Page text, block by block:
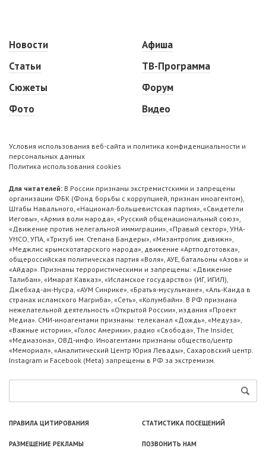
Новости
Статьи
Сюжеты
Фото
Афиша
ТВ-Программа
Форум
Видео
Условия использования веб-сайта и политика конфиденциальности и
персональных данных
Политика использования cookies
Для читателей: В России признаны экстремистскими и запрещены
организации ФБК (Фонд борьбы с коррупцией, признан иноагентом),
Штабы Навального, «Национал-большевистская партия», «Свидетели
Иеговы», «Армия воли народа», «Русский общенациональный союз»,
«Движение против нелегальной иммиграции», «Правый сектор», УНА-
УНСО, УПА, «Тризуб им. Степана Бандеры», «Мизантропик дивижн»,
«Меджлис крымскотатарского народа», движение «Артподготовка»,
общероссийская политическая партия «Воля», АУЕ, батальоны «Азов» и
«Айдар». Признаны террористическими и запрещены: «Движение
Талибан», «Имарат Кавказ», «Исламское государство» (ИГ, ИГИЛ),
Джебхад-ан-Нусра, «АУМ Синрике», «Братья-мусульмане», «Аль-Каида в
странах исламского Магриба», «Сеть», «Колумбайн». В РФ признана
нежелательной деятельность «Открытой России», издания «Проект
Медиа». СМИ-иноагентами признаны: телеканал «Дождь», «Медуза»,
«Важные истории», «Голос Америки», радио «Свобода», The Insider,
«Медиазона», ОВД-инфо. Иноагентами признаны общество/центр
«Мемориал», «Аналитический Центр Юрия Левады», Сахаровский центр.
Instagram и Facebook (Metа) запрещены в РФ за экстремизм.
ПРАВИЛА ЦИТИРОВАНИЯ СТАТИСТИКА ПОСЕЩЕНИЙ
РАЗМЕЩЕНИЕ РЕКЛАМЫ ПОЗВОНИТЬ НАМ